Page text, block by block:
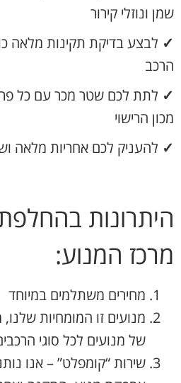
שמן ונוזלי קירור
✓ לבצע בדיקת תקינות מלאה
הרכב
✓ לתת לכם שטר מכר עם כל
מכון הרישוי
✓ להעניק לכם אחריות מלאה
היתרונות
מרכז המנוע:
מחירים משתלמים במיוחד
מנועים זו המומחיות
של מנועים לכל סוגי
שירות “קומפלט” – אנו